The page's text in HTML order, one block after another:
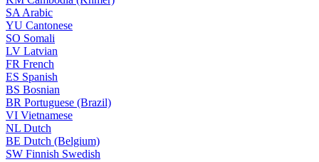
SA Arabic
YU Cantonese
SO Somali
LV Latvian
FR French
ES Spanish
BS Bosnian
BR Portuguese (Brazil)
VI Vietnamese
NL Dutch
BE Dutch (Belgium)
SW Finnish Swedish